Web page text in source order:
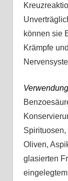
können sie
Krämpfe
Oliven,
glasierten